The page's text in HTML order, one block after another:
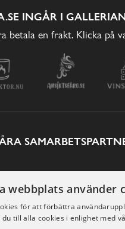
INGÅR I
betala en frakt. Klicka
webbplats använder
för att förbättra
till alla cookies i enlighet med